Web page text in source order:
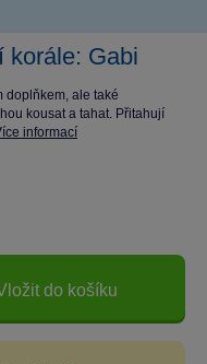
korále: Gabi
doplňkem, ale také
kousat a tahat. Přitahují
informací
do košíku